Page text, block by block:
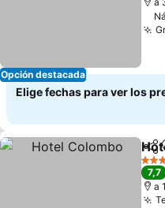
Opción destacada
Elige fechas para ver los
3
7,7
a